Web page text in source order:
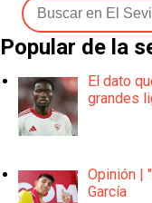
Popular de la
El dato
grandes
Opinión |
García